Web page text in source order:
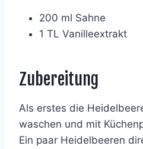
200 ml Sahne
1 TL Vanilleextrakt
Zubereitung
Als erstes die
waschen und mit
Ein paar Heidelbeeren